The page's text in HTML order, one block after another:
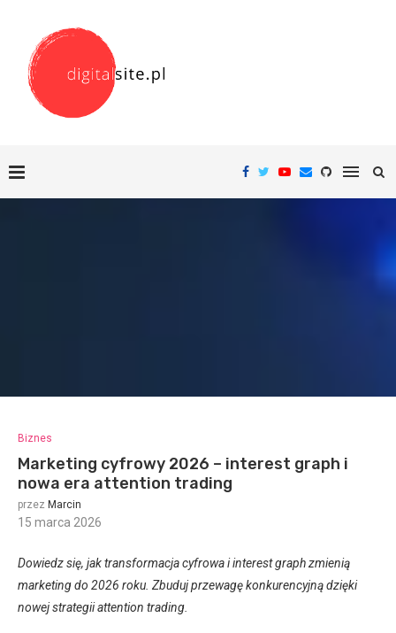
Biznes
Marketing cyfrowy 2026 – interest graph i
nowa era attention trading
przez Marcin
15 marca 2026
Dowiedz się, jak transformacja cyfrowa i interest graph zmienią
marketing do 2026 roku. Zbuduj przewagę konkurencyjną dzięki
nowej strategii attention trading.